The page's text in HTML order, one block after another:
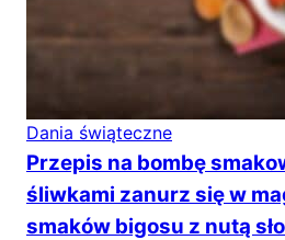
Dania świąteczne
Przepis na bombę
śliwkami zanurz się w
smaków bigosu z nutą